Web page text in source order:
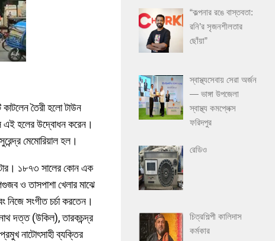
কাটলেন তৈরী হলো টাউন
এই হলের উদ্বোধন করেন।
মেমোরিয়াল হল।
১৮৭৩ সালের কোন এক
ও তাসপাশা খেলার মাঝে
সংগীত চর্চা করতেন।
দত্ত (উকিল), তারকচন্দ্র
নাটোৎসাহী ব্যক্তির
“কল্পনার রঙে বাস্তবতা:
রনি’র সৃজনশীলতার
ছোঁয়া”
স্বাস্থ্যসেবায় সেরা অর্জন
— ভাঙ্গা উপজেলা
স্বাস্থ্য কমপ্লেক্স
ফরিদপুর
রেডিও
চিত্রশিল্পী কালিদাস
কর্মকার